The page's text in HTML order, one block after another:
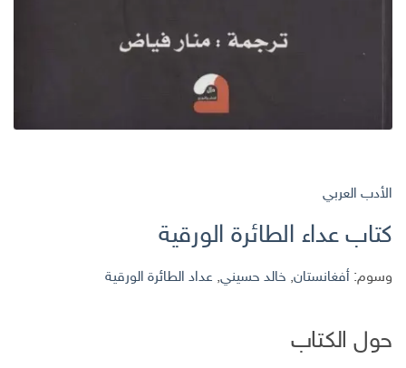
الأدب العربي
كتاب عداء الطائرة الورقية
وسوم: أفغانستان, خالد حسيني, عداد الطائرة الورقية
حول الكتاب